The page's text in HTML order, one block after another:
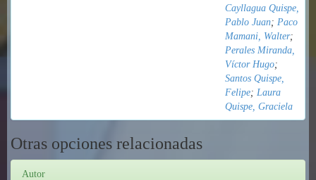
Cayllagua Quispe,
Pablo Juan; Paco
Mamani, Walter;
Perales Miranda,
Víctor Hugo;
Santos Quispe,
Felipe; Laura
Quispe, Graciela
Otras opciones relacionadas
Autor